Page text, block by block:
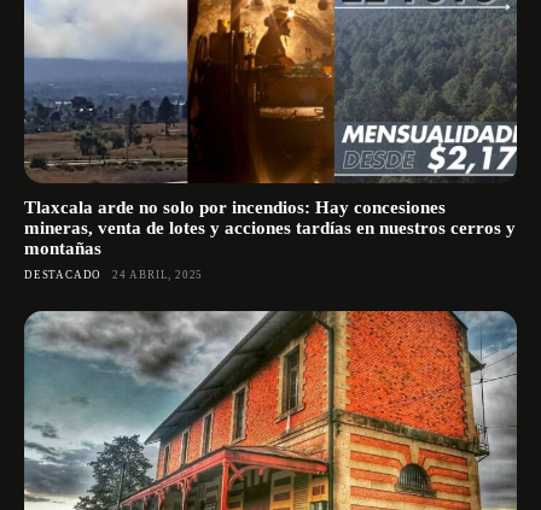
Tlaxcala arde no solo por incendios: Hay concesiones
mineras, venta de lotes y acciones tardías en nuestros cerros y
montañas
DESTACADO 24 ABRIL, 2025